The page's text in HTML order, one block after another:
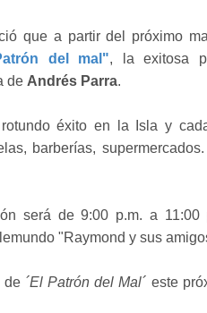
que a partir del próximo
del mal", la exitosa
de Andrés Parra.
éxito en la Isla y
barberías,
será de 9:00 p.m. a
"Raymond y sus
de ´El Patrón del Mal´ este